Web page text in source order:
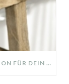
SCHLAFZIMMER MAKEOVER – INSPIRATION FÜR DEIN SCHLAFZIMMER: AUS ALT MACH NEU – HELL, GEMÜTLICH UND EINLADEND